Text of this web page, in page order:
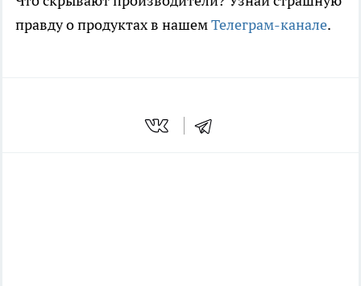
правду о продуктах в нашемТелеграм-канале.